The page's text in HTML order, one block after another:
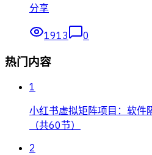
分享
1913 0
热门内容
1
小红书虚拟矩阵项目：软件
（共60节）
2